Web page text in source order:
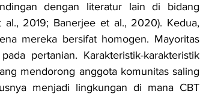
dengan literatur lain di bidang
2019; Banerjee et al., 2020). Kedua,
mereka bersifat homogen. Mayoritas
pertanian. Karakteristik-karakteristik
mendorong anggota komunitas saling
menjadi lingkungan di mana CBT